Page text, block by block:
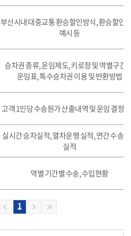
부산시내 대중교통 환승할인방식, 환승할인
예시 등
승차권 종류, 운임제도, 키로정 및 역별구간
운임표, 특수승차권 이용 및 반환방법
고객 1인당 수송원가 산출내역 및 운임 결정
실시간 승차실적, 열차운행 실적, 연간 수송
실적
역별 기간별 수송, 수입현황
1